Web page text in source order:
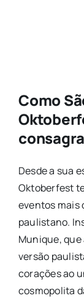
Como
Desde a sua
Oktoberfest
eventos mais
paulistano.
Munique, que
versão
corações ao
cosmopolita